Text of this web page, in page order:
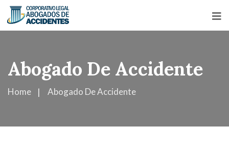
Abogado De Accidente
Home Abogado De Accidente